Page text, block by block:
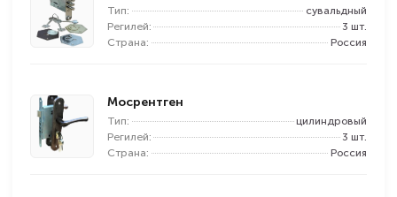
Тип:
сувальдный
Регилей:
3 шт.
Страна:
Россия
Мосрентген
Тип:
цилиндровый
Регилей:
3 шт.
Страна:
Россия